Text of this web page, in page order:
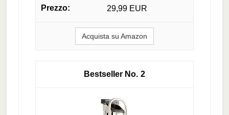
29,99 EUR
Acquista su Amazon
2